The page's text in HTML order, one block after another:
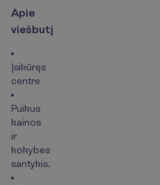
Apie
viešbutį
Įsikūręs
centre
Puikus
kainos
ir
kokybės
santykis.